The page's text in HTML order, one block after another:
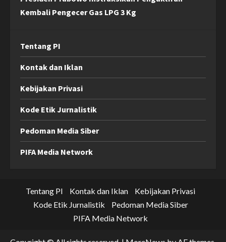
Kembali Pengecer Gas LPG 3 Kg
Tentang PI
Kontak dan Iklan
Kebijakan Privasi
Kode Etik Jurnalistik
Pedoman Media Siber
PIFA Media Network
Tentang PI Kontak dan Iklan
Kebijakan Privasi
Kode Etik Jurnalistik
Pedoman Media Siber
PIFA Media Network